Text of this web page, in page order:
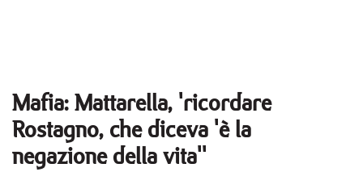
Mafia: Mattarella, 'ricordare
Rostagno, che diceva 'è la
negazione della vita''